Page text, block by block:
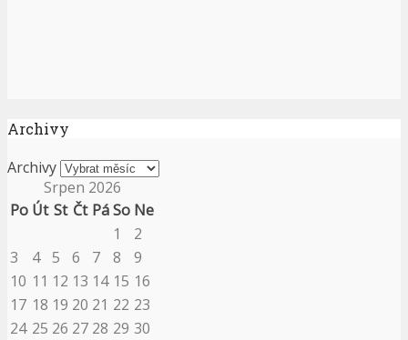
Archivy
Archivy
Srpen 2026
Po Út St Čt PáSo Ne
1
2
3
4 5 6 7 8
9
10 11 12 13 14 15 16
17 18 19 20 21 22 23
24 25 26 27 28 29 30